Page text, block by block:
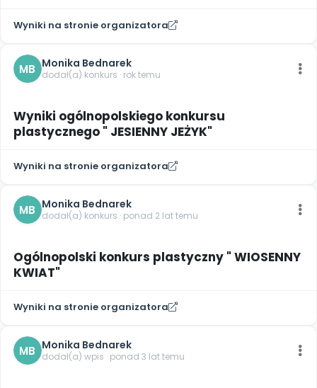
Wyniki na stronie organizatora
MB Monika Bednarek
dodał(a) konkurs · rok temu
Wyniki ogólnopolskiego konkursu
plastycznego " JESIENNY JEŻYK"
Wyniki na stronie organizatora
MB Monika Bednarek
dodał(a) konkurs · ponad 2 lat temu
Ogólnopolski konkurs plastyczny " WIOSENNY
KWIAT"
Wyniki na stronie organizatora
MB Monika Bednarek
dodał(a) wpis · ponad 3 lat temu